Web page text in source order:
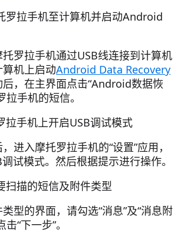
罗拉手机至计算机并启动Android
罗拉手机通过USB线连接到计算机
机上启动Android Data Recovery
，在主界面点击“Android数据恢
拉手机的短信。
拉手机上开启USB调试模式
进入摩托罗拉手机的“设置”应用，
试模式。然后根据提示进行操作。
扫描的短信及附件类型
型的界面，请勾选“消息”及“消息附
“下一步”。